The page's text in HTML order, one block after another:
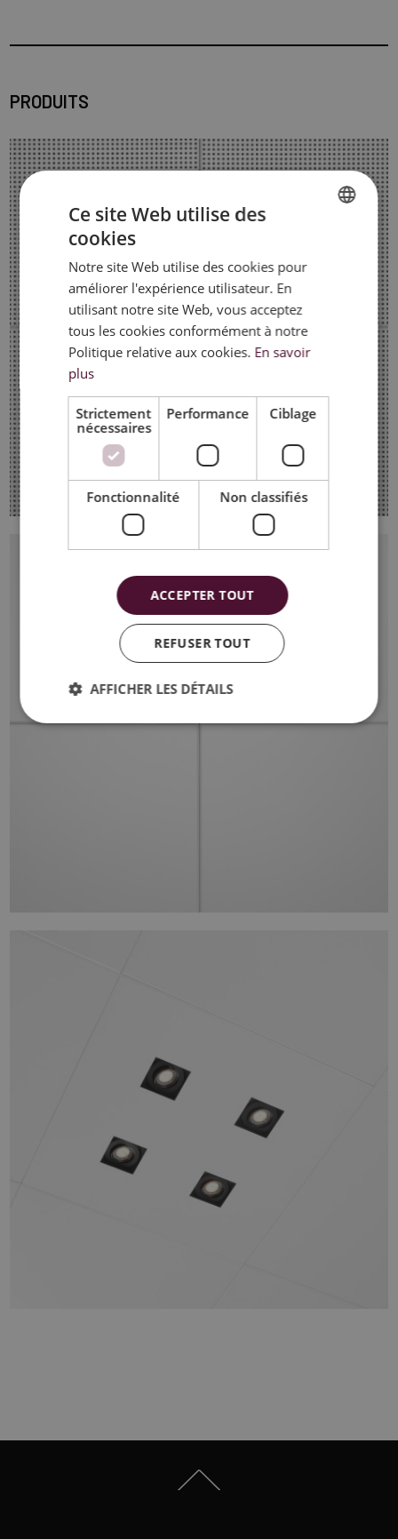
PRODUITS
FRENCH
Ce site Web utilise des
cookies
Notre site Web utilise des cookies pour
améliorer l'expérience utilisateur. En
utilisant notre site Web, vous acceptez
tous les cookies conformément à notre
Politique relative aux cookies. En savoir
plus
Strictement
nécessaires
Performance Ciblage
Fonctionnalité Non classifiés
ACCEPTER TOUT
REFUSER TOUT
AFFICHER LES DÉTAILS